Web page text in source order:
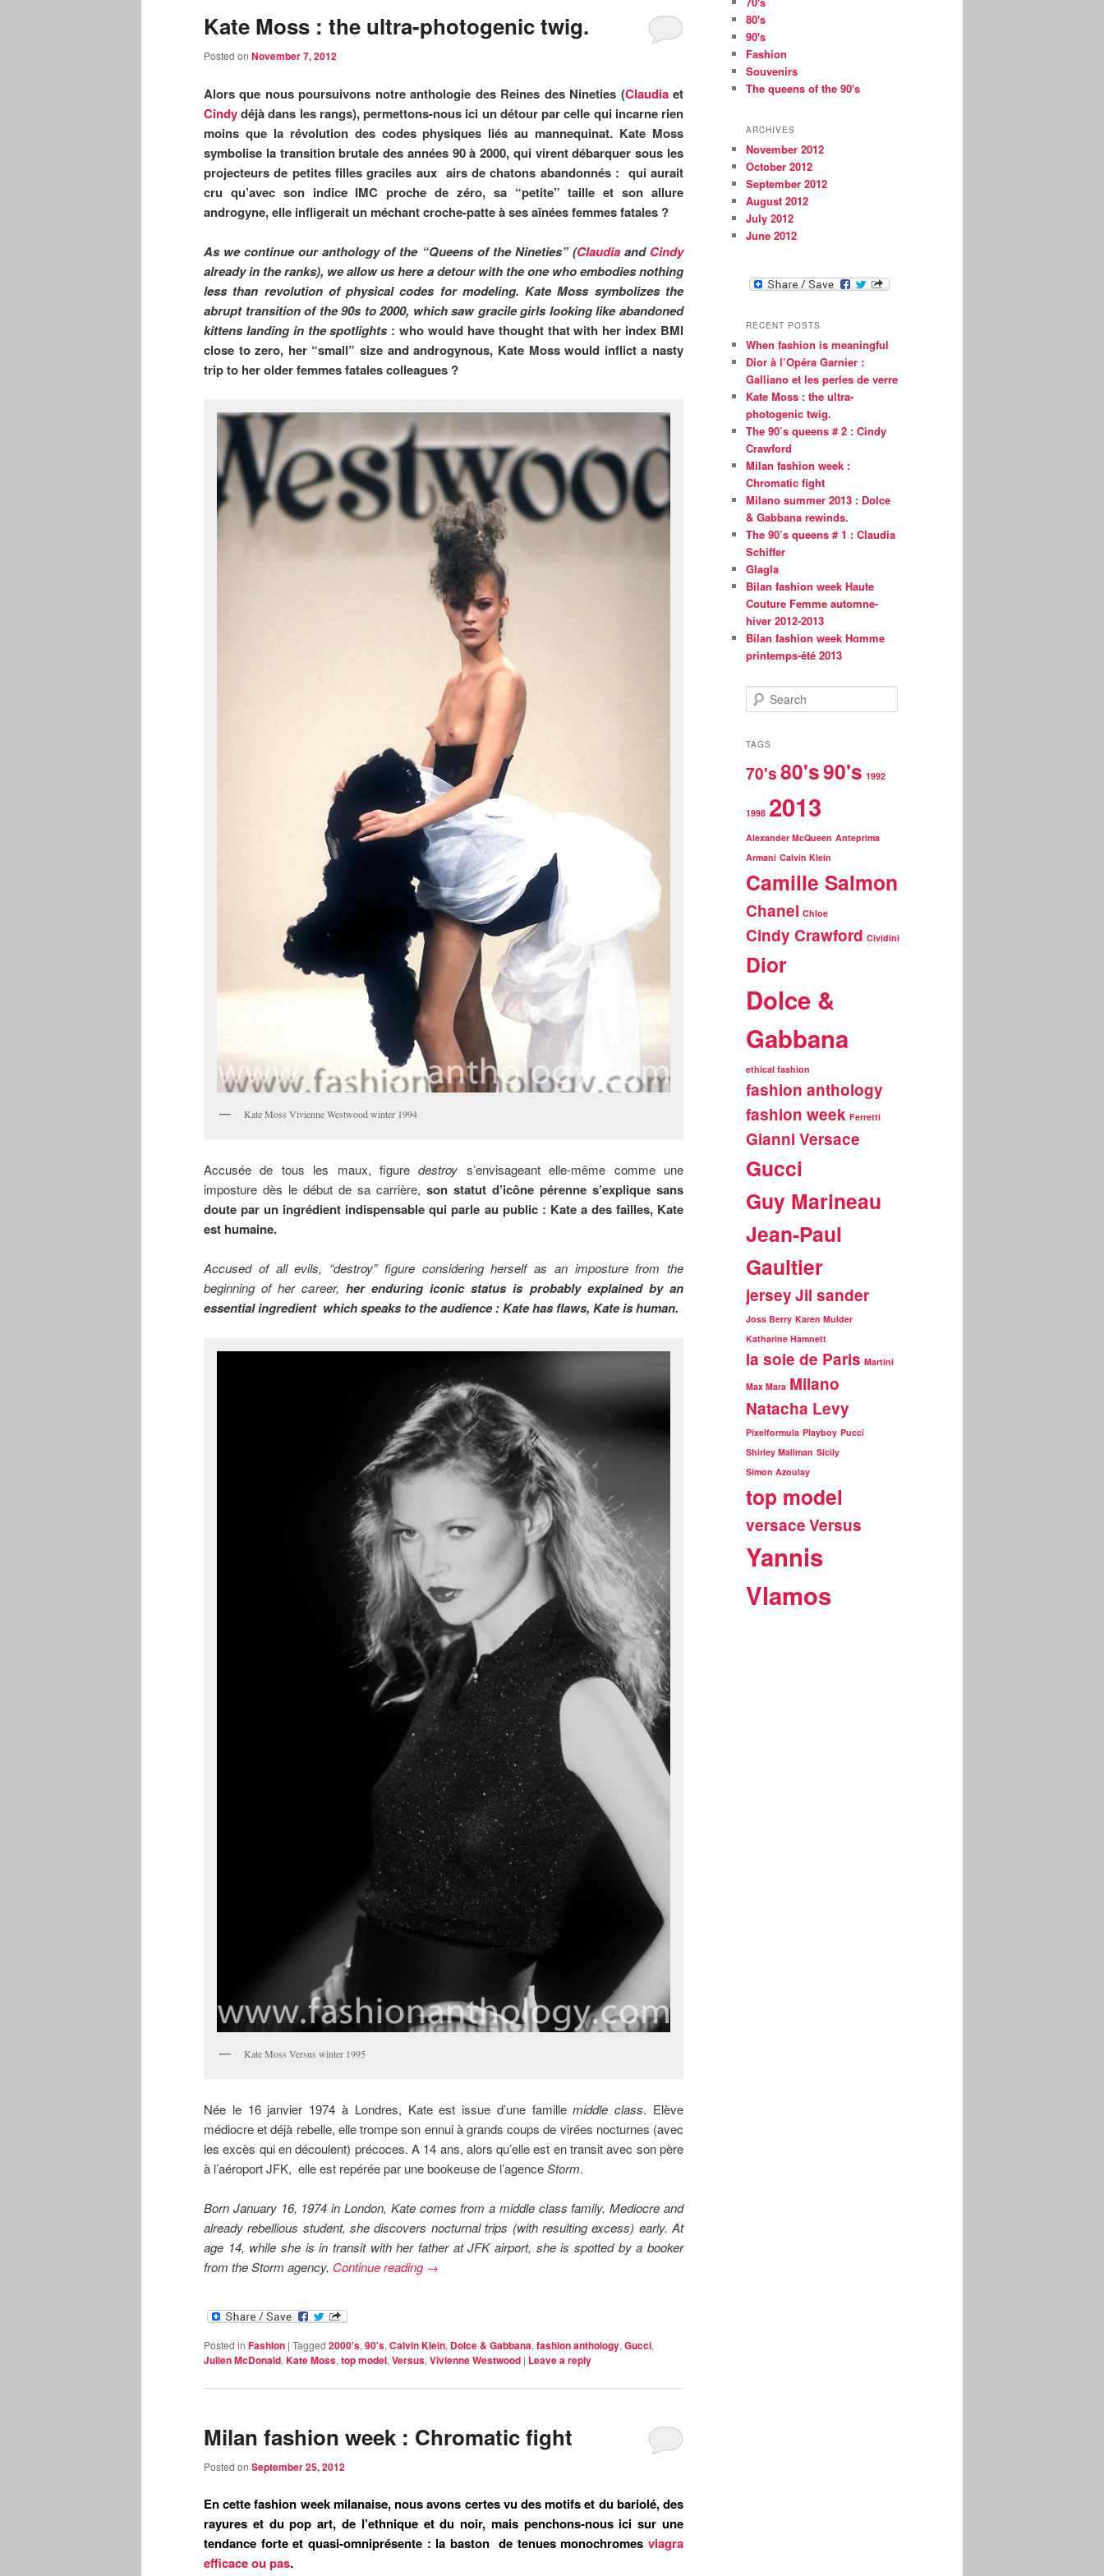
Kate Moss : the ultra-photogenic twig.
Posted on November 7, 2012
Alors que nous poursuivons notre anthologie des Reines des Nineties (Claudiaet
Cindydéjà dans les rangs), permettons-nous ici un détour par celle qui incarne rien
moins que la révolution des codes physiques liés au mannequinat. Kate Moss
symbolise la transition brutale des années 90 à 2000, qui virent débarquer sous les
projecteurs de petites filles graciles aux airs de chatons abandonnés : qui aurait
cru qu’avec son indice IMC proche de zéro, sa “petite” taille et son allure
androgyne, elle infligerait un méchant croche-patte à ses aînées femmes fatales ?
As we continue our anthology of the “Queens of the Nineties” (Claudiaand Cindy
already in the ranks), we allow us here a detour with the one who embodies nothing
less than revolution of physical codes for modeling. Kate Moss symbolizes the
abrupt transition of the 90s to 2000, which saw gracile girls looking like abandoned
kittenslanding in the spotlights : who would have thought that with her index BMI
close to zero, her “small” size and androgynous, Kate Moss would inflict a nasty
trip to her older femmes fatales colleagues ?
Kate Moss Vivienne Westwood winter 1994
Accusée de tous les maux, figuredestroy s’envisageant elle-même comme une
imposture dès le début de sa carrière, son statut d’icône pérenne s’explique sans
doute par un ingrédient indispensable qui parle au public : Kate a des failles, Kate
est humaine.
Accused of all evils, “destroy” figure considering herself as an imposture from the
beginning of her career, her enduring iconic status is probably explained by an
essential ingredient which speaks to the audience : Kate has flaws, Kate is human.
Kate Moss Versus winter 1995
Née le 16 janvier 1974 à Londres, Kate est issue d’une famillemiddle class. Elève
médiocre et déjà rebelle, elle trompe son ennui à grands coups de virées nocturnes (avec
les excès qui en découlent) précoces. A 14 ans, alors qu’elle est en transit avec son père
à l’aéroport JFK, elle est repérée par une bookeuse de l’agenceStorm.
Born January 16, 1974 in London, Kate comes from a middle class family. Mediocre and
already rebellious student, she discovers nocturnal trips (with resulting excess) early. At
age 14, while she is in transit with her father at JFK airport, she is spotted by a booker
from the Storm agency. Continue reading →
Posted in Fashion | Tagged 2000's, 90's, Calvin Klein, Dolce & Gabbana, fashion anthology, Gucci,
Julien McDonald, Kate Moss, top model, Versus, Vivienne Westwood | Leave a reply
Milan fashion week : Chromatic fight
Posted on September 25, 2012
En cette fashion week milanaise, nous avons certes vu des motifs et du bariolé, des
rayures et du pop art, de l’ethnique et du noir, mais penchons-nous ici sur une
tendance forte et quasi-omniprésente : la baston de tenues monochromes viagra
efficace ou pas.
80's
90's
Fashion
Souvenirs
The queens of the 90's
ARCHIVES
November 2012
October 2012
September 2012
August 2012
July 2012
June 2012
RECENT POSTS
When fashion is meaningful
Dior à l’Opéra Garnier :
Galliano et les perles de verre
Kate Moss : the ultra-
photogenic twig.
The 90’s queens # 2 : Cindy
Crawford
Milan fashion week :
Chromatic fight
Milano summer 2013 : Dolce
& Gabbana rewinds.
The 90’s queens # 1 : Claudia
Schiffer
Glagla
Bilan fashion week Haute
Couture Femme automne-
hiver 2012-2013
Bilan fashion week Homme
printemps-été 2013
e
r
h
TAGS
70's80's90's 1992
1998 2013
Alexander McQueen Anteprima
Armani Calvin Klein
Camille Salmon
Chanel Chloe
Cindy Crawford Cividini
Dior
Dolce &
Gabbana
ethical fashion
fashion anthology
fashion week Ferretti
Gianni Versace
Gucci
Guy Marineau
Jean-Paul
Gaultier
jerseyJil sander
Joss Berry Karen Mulder
Katharine Hamnett
la soie de Paris Martini
Max Mara Milano
Natacha Levy
Pixelformula Playboy Pucci
Shirley Mallman Sicily
Simon Azoulay
top model
versaceVersus
Yannis
Vlamos